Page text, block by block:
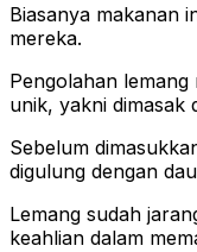
Biasanya makanan
mereka.
Pengolahan
unik, yakni dimasak
Sebelum
digulung dengan
Lemang sudah
keahlian dalam